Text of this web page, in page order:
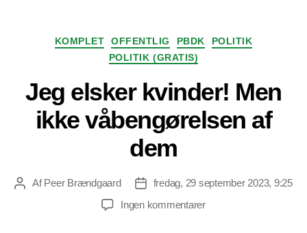
Kategorier
KOMPLET OFFENTLIG PBDK
POLITIK
POLITIK (GRATIS)
Jeg elsker kvinder! Men
ikke våbengørelsen af
dem
Indlægsforfatter
AfPeer Brændgaard Indlægsdato
fredag, 29 september 2023, 9:25
Ingen kommentarertil